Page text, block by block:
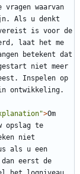
vragen waarvan
Als u denkt
is voor de
laat het me
betekent dat
niet meer
Inspelen op
ontwikkeling.
>Om
opslag te
niet
als u een
eerst de